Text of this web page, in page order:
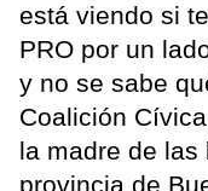
está viendo si
PRO por un
y no se sabe
Coalición
la madre de
provincia de